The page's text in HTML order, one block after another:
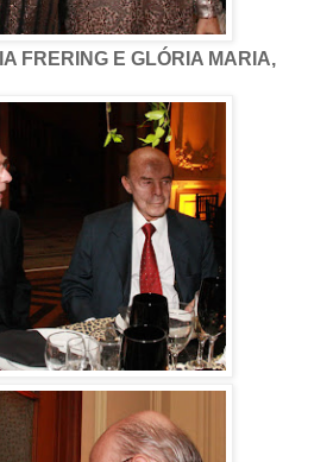
FRERING E GLÓRIA MARIA,